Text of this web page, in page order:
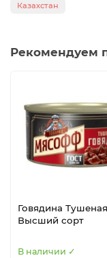
Казахстан
Рекомендуем
Говядина
Высший сорт
В наличии ✓